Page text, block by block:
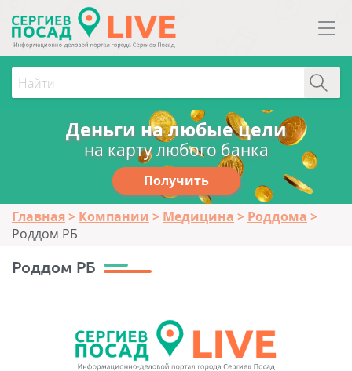
Деньги на любые цели
на карту любого банка
Получить
Главная Компании Медицина
Роддома
Роддом РБ
Роддом РБ